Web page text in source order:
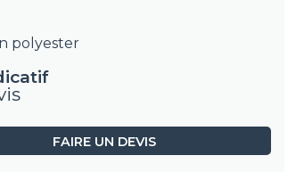
polyester
FAIRE UN DEVIS